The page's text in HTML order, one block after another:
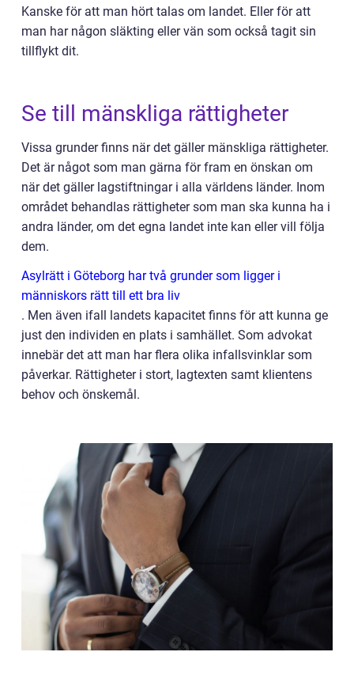
Kanske för att man hört talas om landet. Eller för att
man har någon släkting eller vän som också tagit sin
tillflykt dit.
Se till mänskliga rättigheter
Vissa grunder finns när det gäller mänskliga rättigheter.
Det är något som man gärna för fram en önskan om
när det gäller lagstiftningar i alla världens länder. Inom
området behandlas rättigheter som man ska kunna ha i
andra länder, om det egna landet inte kan eller vill följa
dem.
Asylrätt i Göteborg har två grunder som ligger i
människors rätt till ett bra liv
. Men även ifall landets kapacitet finns för att kunna ge
just den individen en plats i samhället. Som advokat
innebär det att man har flera olika infallsvinklar som
påverkar. Rättigheter i stort, lagtexten samt klientens
behov och önskemål.